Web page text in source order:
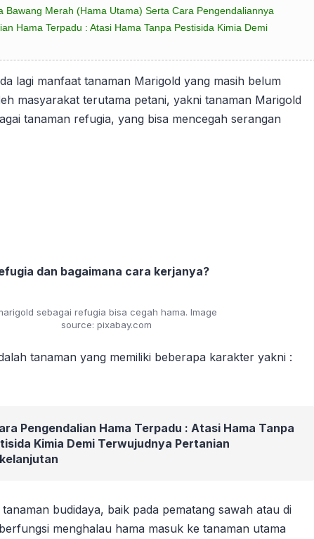
Bawang Merah (Hama Utama) Serta Cara Pengendaliannya
Hama Terpadu : Atasi Hama Tanpa Pestisida Kimia Demi
lagi manfaat tanaman Marigold yang masih belum
masyarakat terutama petani, yakni tanaman Marigold
tanaman refugia, yang bisa mencegah serangan
dan bagaimana cara kerjanya?
sebagai refugia bisa cegah hama. Image
source: pixabay.com
tanaman yang memiliki beberapa karakter yakni :
Pengendalian Hama Terpadu : Atasi Hama Tanpa
Kimia Demi Terwujudnya Pertanian
budidaya, baik pada pematang sawah atau di
menghalau hama masuk ke tanaman utama